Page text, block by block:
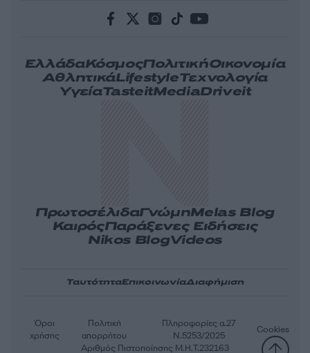
ΕλλάδαΚόσμοςΠολιτικήΟικονομία
ΑθλητικάLifestyleΤεχνολογία
ΥγείαTasteitMediaDriveit
ΠρωτοσέλιδαΓνώμηMelas Blog
ΚαιρόςΠαράξενες Ειδήσεις
Nikos BlogVideos
ΤαυτότηταΕπικοινωνίαΔιαφήμιση
Αριθμός Πιστοποίησης Μ.Η.Τ.232163
Όροι
χρήσης
Πολιτική
απορρήτου
Πληροφορίες α.27
Ν.5253/2025
Cookies